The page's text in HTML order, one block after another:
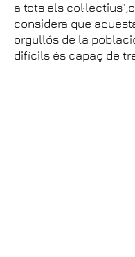
a tots els
considera que
orgullós de la
difícils és capaç de